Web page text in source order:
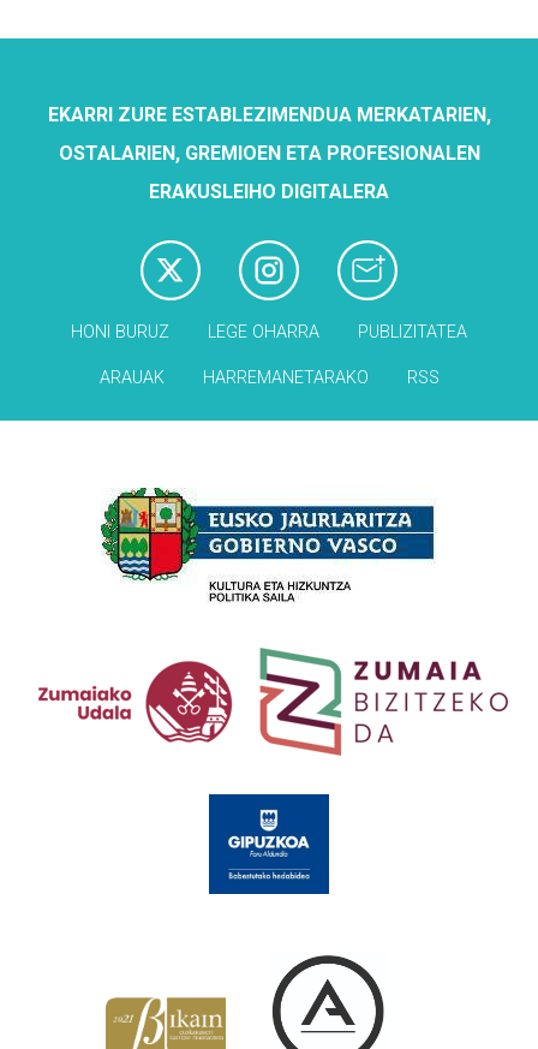
EKARRI ZURE ESTABLEZIMENDUA MERKATARIEN,
OSTALARIEN, GREMIOEN ETA PROFESIONALEN
ERAKUSLEIHO DIGITALERA
HONI BURUZ LEGE OHARRA PUBLIZITATEA
ARAUAK HARREMANETARAKO RSS